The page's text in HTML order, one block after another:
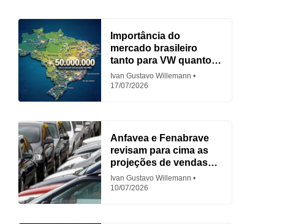
Importância do
mercado brasileiro
tanto para VW quanto
para Fiat
Ivan Gustavo Willemann
17/07/2026
Anfavea e Fenabrave
revisam para cima as
projeções de vendas
em 2026
Ivan Gustavo Willemann
10/07/2026